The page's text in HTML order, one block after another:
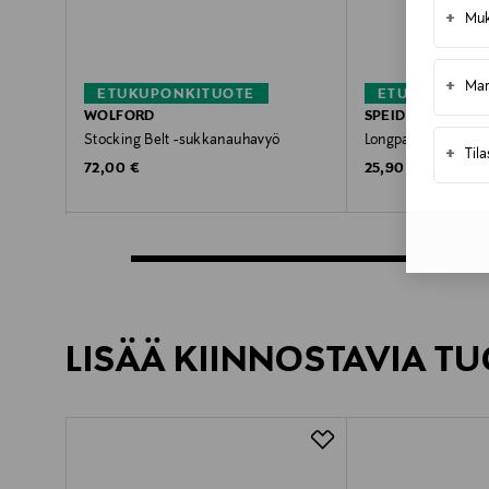
+
+
+
ETUKUPONKITUOTE
WOLFORD
Stocking Belt -sukkanauhavyö
Original Price
72,00 €
SPEIDEL
Longpant-
Original Price
25,90 €
LISÄÄ KIINNOSTAVIA